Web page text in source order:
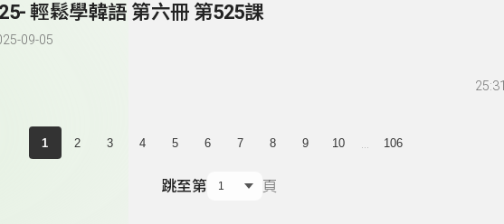
輕鬆學韓語 第六冊 第525課
09-05
25:31
1 2 3 4 5 6 7 8 9 10 106
跳至第 頁